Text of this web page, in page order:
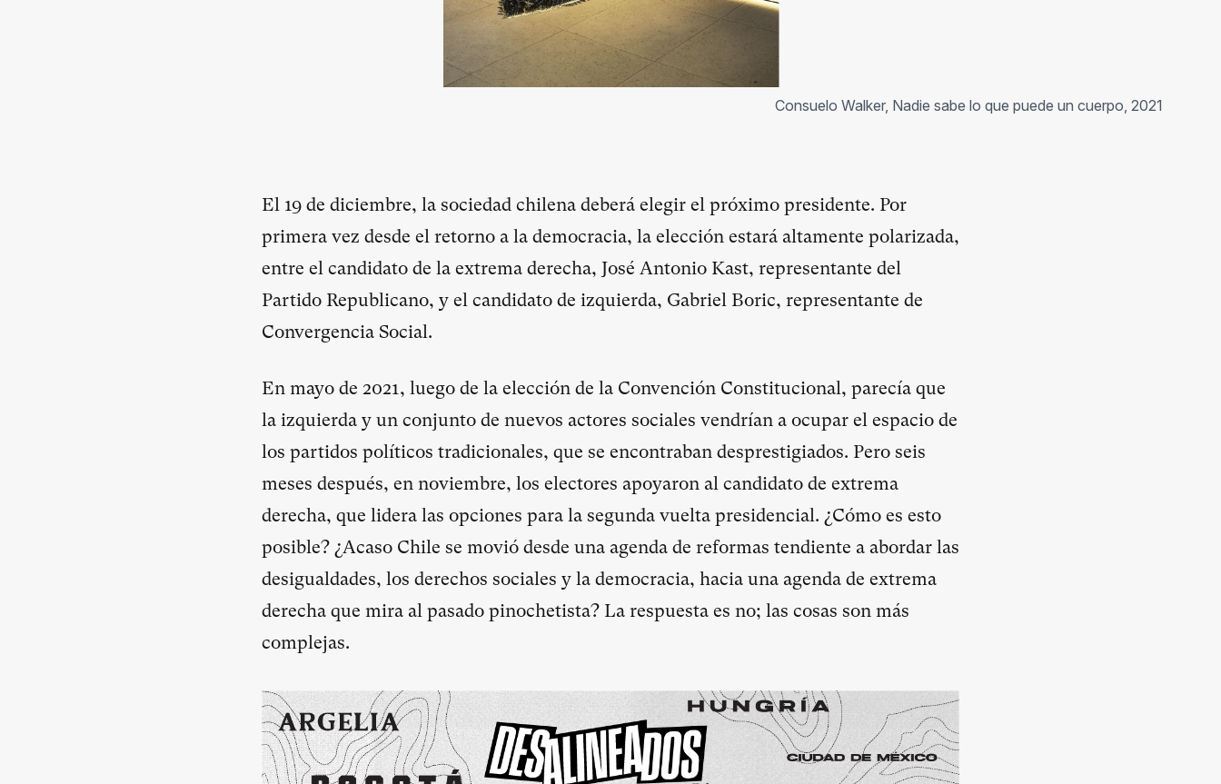
Consuelo Walker, Nadie sabe lo que puede un cuerpo, 2021
El 19 de diciembre, la sociedad chilena deberá elegir el próximo presidente. Por
primera vez desde el retorno a la democracia, la elección estará altamente polarizada,
entre el candidato de la extrema derecha, José Antonio Kast, representante del
Partido Republicano, y el candidato de izquierda, Gabriel Boric, representante de
Convergencia Social.
En mayo de 2021, luego de la elección de la Convención Constitucional, parecía que
la izquierda y un conjunto de nuevos actores sociales vendrían a ocupar el espacio de
los partidos políticos tradicionales, que se encontraban desprestigiados. Pero seis
meses después, en noviembre, los electores apoyaron al candidato de extrema
derecha, que lidera las opciones para la segunda vuelta presidencial. ¿Cómo es esto
posible? ¿Acaso Chile se movió desde una agenda de reformas tendiente a abordar las
desigualdades, los derechos sociales y la democracia, hacia una agenda de extrema
derecha que mira al pasado pinochetista? La respuesta es no; las cosas son más
complejas.